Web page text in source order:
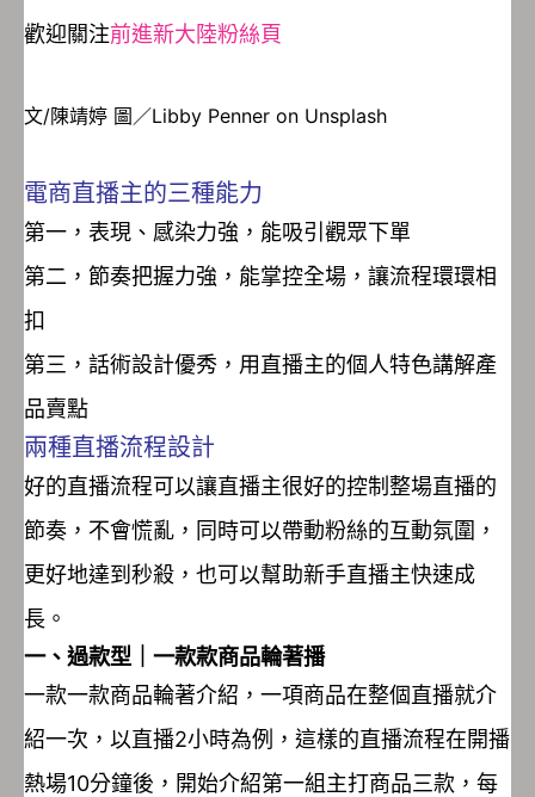
歡迎關注前進新大陸粉絲頁
文/陳靖婷 圖／Libby Penner on Unsplash
電商直播主的三種能力
第一，表現、感染力強，能吸引觀眾下單
第二，節奏把握力強，能掌控全場，讓流程環環相
扣
第三，話術設計優秀，用直播主的個人特色講解產
品賣點
兩種直播流程設計
好的直播流程可以讓直播主很好的控制整場直播的
節奏，不會慌亂，同時可以帶動粉絲的互動氛圍，
更好地達到秒殺，也可以幫助新手直播主快速成
長。
一、過款型｜一款款商品輪著播
一款一款商品輪著介紹，一項商品在整個直播就介
紹一次，以直播2小時為例，這樣的直播流程在開播
熱場10分鐘後，開始介紹第一組主打商品三款，每